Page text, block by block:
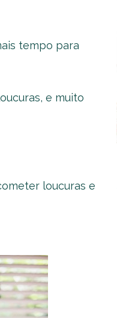
tempo para
e muito
loucuras e